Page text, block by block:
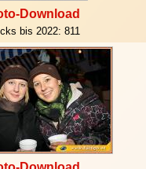
Download
bis 2022: 811